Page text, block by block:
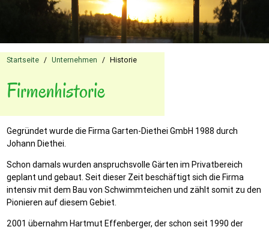
Startseite / Unternehmen / Historie
Firmenhistorie
Gegründet wurde die Firma Garten-Diethei GmbH 1988 durch
Johann Diethei.
Schon damals wurden anspruchsvolle Gärten im Privatbereich
geplant und gebaut. Seit dieser Zeit beschäftigt sich die Firma
intensiv mit dem Bau von Schwimmteichen und zählt somit zu den
Pionieren auf diesem Gebiet.
2001 übernahm Hartmut Effenberger, der schon seit 1990 der